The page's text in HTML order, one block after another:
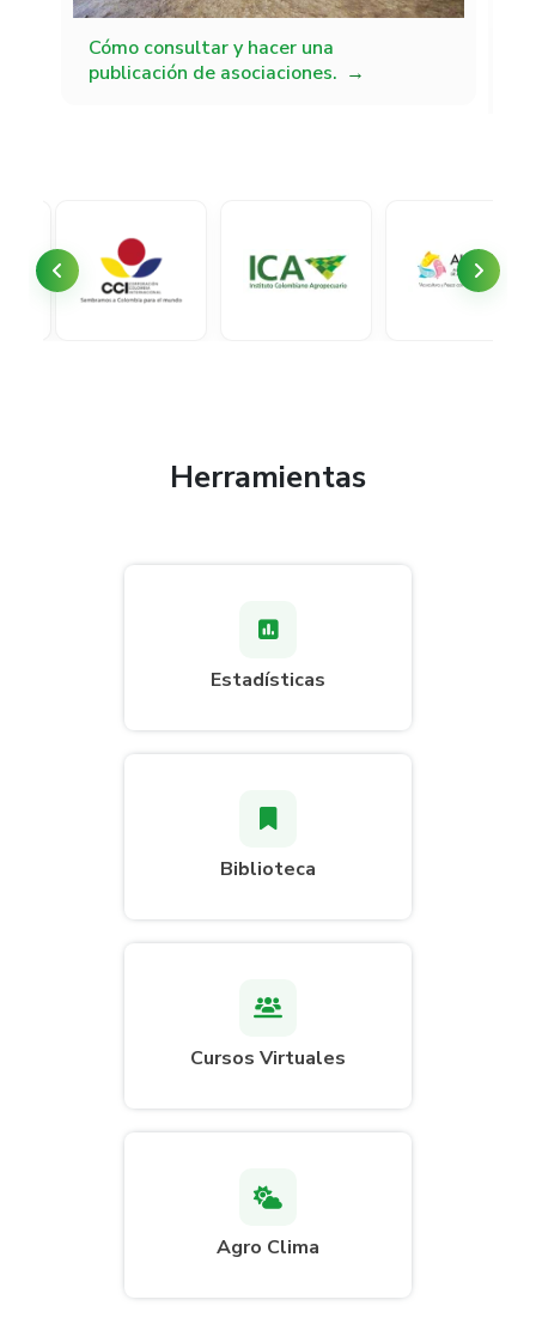
Cómo consultar y hacer una
publicación de asociaciones.
Herramientas
Estadísticas
Biblioteca
Cursos Virtuales
Agro Clima